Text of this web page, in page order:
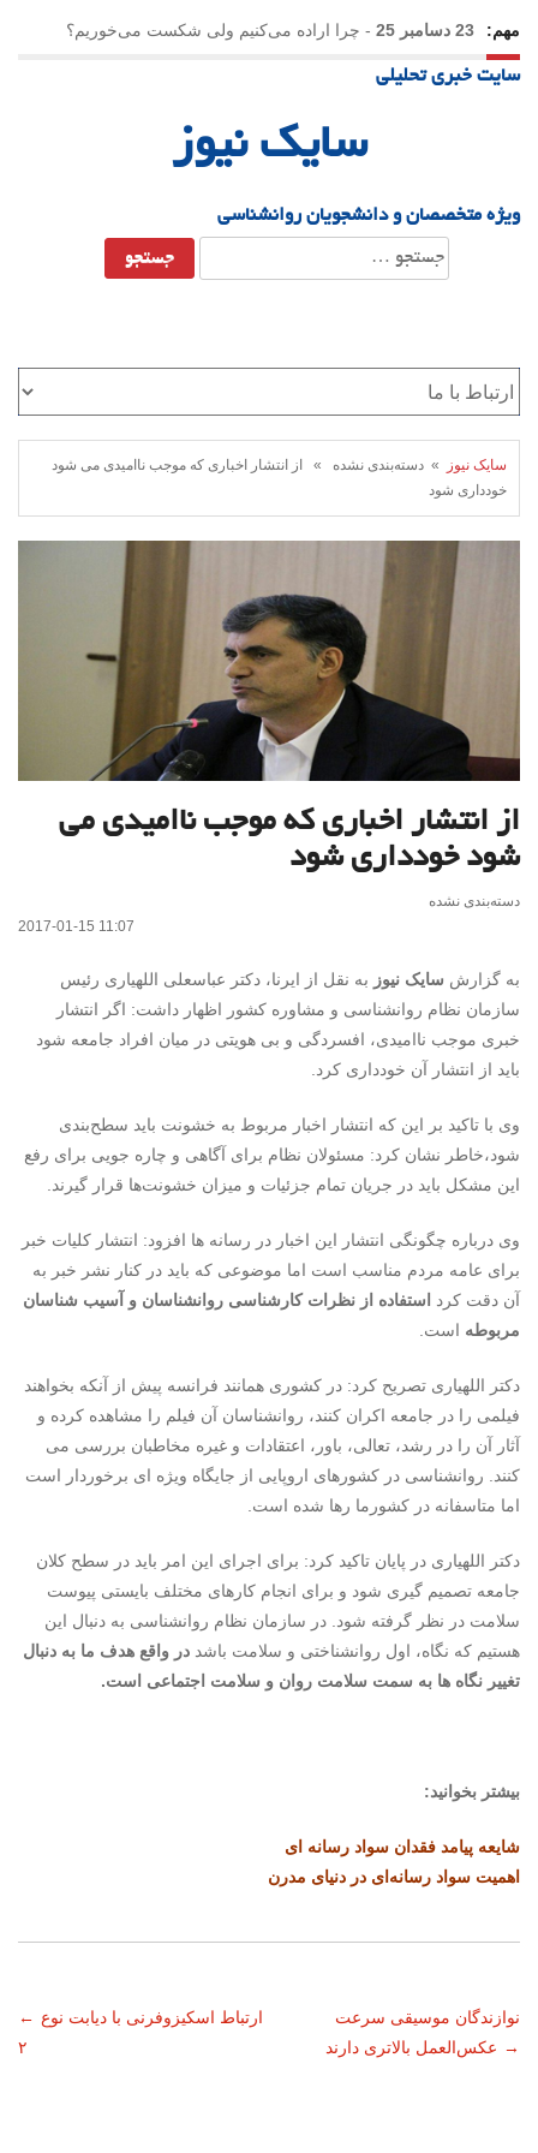
مهم: 23 دسامبر 25 - چرا اراده می‌کنیم ولی شکست می‌خوریم؟
21 دسامبر 25
سایت خبری تحلیلی
سایک نیوز
ویژه متخصصان و دانشجویان روانشناسی
جستجو
برای:
سایک نیوز
» دسته‌بندی نشده » از انتشار اخباری که موجب ناامیدی می شود
خودداری شود
از انتشار اخباری که موجب ناامیدی می
شود خودداری شود
دسته‌بندی نشده
2017-01-15 11:07
به گزارش سایک نیوز به نقل از ایرنا، دکتر عباسعلی اللهیاری رئیس
سازمان نظام روانشناسی و مشاوره کشور اظهار داشت: اگر انتشار
خبری موجب ناامیدی، افسردگی و بی هویتی در میان افراد جامعه شود
باید از انتشار آن خودداری کرد.
وی با تاکید بر این که انتشار اخبار مربوط به خشونت باید سطح‌بندی
شود،خاطر نشان کرد: مسئولان نظام برای آگاهی و چاره جویی برای رفع
این مشکل باید در جریان تمام جزئیات و میزان خشونت‌ها قرار گیرند.
وی درباره چگونگی انتشار این اخبار در رسانه ها افزود: انتشار کلیات خبر
برای عامه مردم مناسب است اما موضوعی که باید در کنار نشر خبر به
آن دقت کرد
استفاده از نظرات کارشناسی روانشناسان و آسیب شناسان
مربوطه است.
دکتر اللهیاری تصریح کرد: ‌در کشوری همانند فرانسه پیش از آنکه بخواهند
فیلمی را در جامعه اکران کنند، روانشناسان آن فیلم را مشاهده کرده و
آثار آن را در رشد، تعالی، باور، اعتقادات و غیره مخاطبان بررسی می
کنند. روانشناسی در کشورهای اروپایی از جایگاه ویژه ای برخوردار است
اما متاسفانه در کشورما رها شده است.
دکتر اللهیاری در پایان تاکید کرد: برای اجرای این امر باید در سطح کلان
جامعه تصمیم گیری شود و برای انجام کارهای مختلف بایستی پیوست
سلامت در نظر گرفته شود. در سازمان نظام روانشناسی به دنبال این
هستیم که نگاه، اول روانشناختی و سلامت باشد در واقع هدف ما به دنبال
تغییر نگاه ها به سمت سلامت روان و سلامت اجتماعی است.
بیشتر بخوانید:
شایعه پیامد فقدان سواد رسانه ای
اهمیت سواد رسانه‌ای در دنیای مدرن
ناوبری
نوشته
← ارتباط اسکیزوفرنی با دیابت نوع
۲
نوازندگان موسیقی سرعت
عکس‌العمل بالاتری دارند →